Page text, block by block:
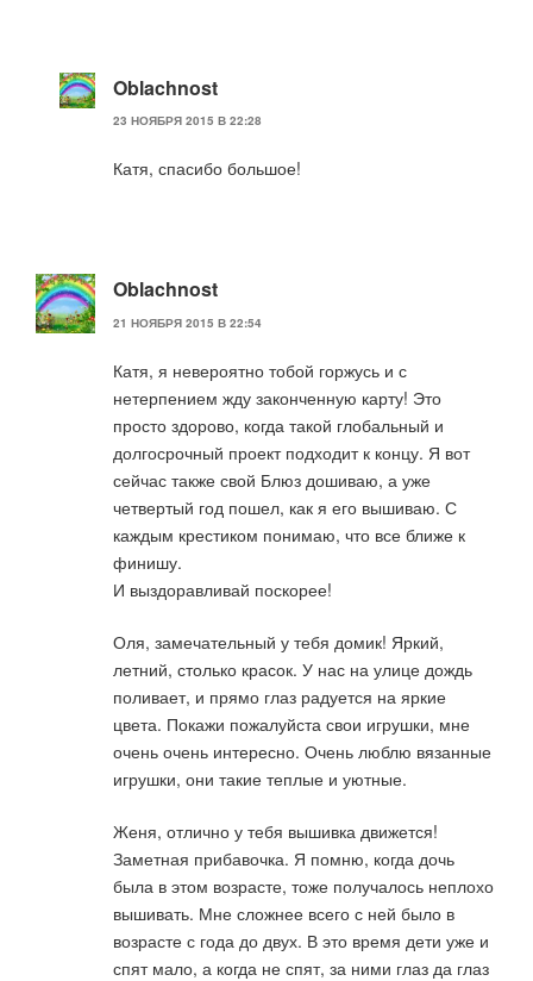
Oblachnost
23 НОЯБРЯ 2015 В 22:28
Катя, спасибо большое!
Oblachnost
21 НОЯБРЯ 2015 В 22:54
Катя, я невероятно тобой горжусь и с
нетерпением жду законченную карту! Это
просто здорово, когда такой глобальный и
долгосрочный проект подходит к концу. Я вот
сейчас также свой Блюз дошиваю, а уже
четвертый год пошел, как я его вышиваю. С
каждым крестиком понимаю, что все ближе к
финишу.
И выздоравливай поскорее!
Оля, замечательный у тебя домик! Яркий,
летний, столько красок. У нас на улице дождь
поливает, и прямо глаз радуется на яркие
цвета. Покажи пожалуйста свои игрушки, мне
очень очень интересно. Очень люблю вязанные
игрушки, они такие теплые и уютные.
Женя, отлично у тебя вышивка движется!
Заметная прибавочка. Я помню, когда дочь
была в этом возрасте, тоже получалось неплохо
вышивать. Мне сложнее всего с ней было в
возрасте с года до двух. В это время дети уже и
спят мало, а когда не спят, за ними глаз да глаз